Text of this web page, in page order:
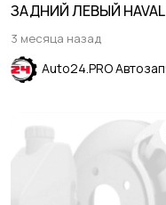
ЗАДНИЙ ЛЕВЫЙ HAVAL
JOLION 2021-
3 месяца назад